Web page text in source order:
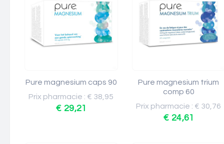
Pure magnesium caps 90
Prix pharmacie : € 38,95
€ 29,21
Pure magnesium trium
comp 60
Prix pharmacie : € 30,76
€ 24,61